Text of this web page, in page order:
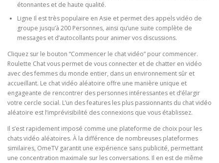
étonnantes et de haute qualité.
Ligne Il est très populaire en Asie et permet des appels vidéo de
groupe jusqu’à 200 Personnes, ainsi qu’une suite complète de
messages et d’autocollants pour animer vos discussions.
Cliquez sur le bouton “Commencer le chat vidéo” pour commencer.
Roulette Chat vous permet de vous connecter et de chatter en vidéo
avec des femmes du monde entier, dans un environnement sûr et
accueillant. Le chat vidéo aléatoire offre une manière unique et
engageante de rencontrer des personnes intéressantes et d’élargir
votre cercle social. L’un des features les plus passionnants du chat vidéo
aléatoire est l’imprévisibilité des connexions que vous établissez.
Il s’est rapidement imposé comme une plateforme de choix pour les
chats vidéo aléatoires. À la différence de nombreuses plateformes
similaires, OmeTV garantit une expérience sans publicité, permettant
une concentration maximale sur les conversations. Il en est de même